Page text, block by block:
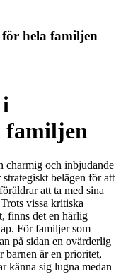
hela familjen
familjen
charmig och inbjudande
belägen för att
att ta med sina
vissa kritiska
finns det en härlig
För familjer som
på sidan en ovärderlig
barnen är en prioritet,
känna sig lugna medan